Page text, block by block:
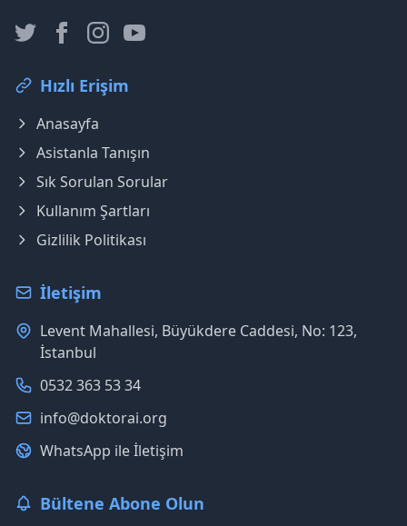
Hızlı Erişim
Anasayfa
Asistanla Tanışın
Sık Sorulan Sorular
Kullanım Şartları
Gizlilik Politikası
İletişim
Levent Mahallesi, Büyükdere Caddesi, No: 123,
İstanbul
0532 363 53 34
info@doktorai.org
WhatsApp ile İletişim
Bültene Abone Olun